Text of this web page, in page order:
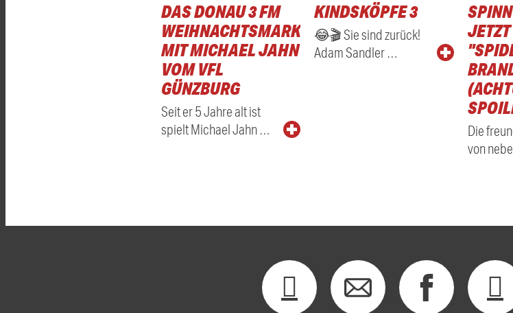
DAS DONAU 3 FM
WEIHNACHTSMARKTRADIO
MIT MICHAEL JAHN
VOM VFL
GÜNZBURG
Seit er 5 Jahre alt ist
spielt Michael Jahn …
KINDSKÖPFE 3
😂🎬 Sie sind zurück!
Adam Sandler …
Die
von